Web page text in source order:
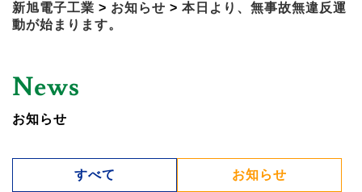
新旭電子工業 > お知らせ > 本日より、無事故無違反運
動が始まります。
News
お知らせ
すべて お知らせ